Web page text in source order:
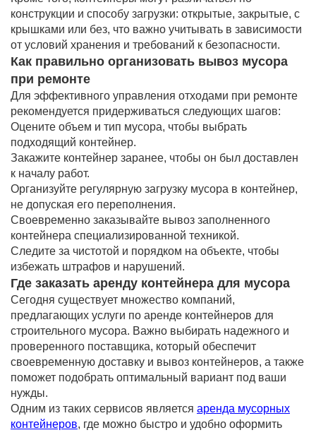
конструкции и способу загрузки: открытые, закрытые, с
крышками или без, что важно учитывать в зависимости
от условий хранения и требований к безопасности.
Как правильно организовать вывоз мусора
при ремонте
Для эффективного управления отходами при ремонте
рекомендуется придерживаться следующих шагов:
Оцените объем и тип мусора, чтобы выбрать
подходящий контейнер.
Закажите контейнер заранее, чтобы он был доставлен
к началу работ.
Организуйте регулярную загрузку мусора в контейнер,
не допуская его переполнения.
Своевременно заказывайте вывоз заполненного
контейнера специализированной техникой.
Следите за чистотой и порядком на объекте, чтобы
избежать штрафов и нарушений.
Где заказать аренду контейнера для мусора
Сегодня существует множество компаний,
предлагающих услуги по аренде контейнеров для
строительного мусора. Важно выбирать надежного и
проверенного поставщика, который обеспечит
своевременную доставку и вывоз контейнеров, а также
поможет подобрать оптимальный вариант под ваши
нужды.
Одним из таких сервисов является аренда мусорных
контейнеров, где можно быстро и удобно оформить